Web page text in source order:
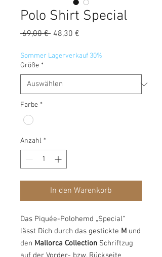
Polo Shirt Special
69,00 € Standardpreis
48,30 €
Sommer Lagerverkauf 30%
Größe *
Farbe *
Anzahl *
In den Warenkorb
Das Piquée-Polohemd „Special“
lässt Dich durch das gestickte M und
den Mallorca Collection Schriftzug